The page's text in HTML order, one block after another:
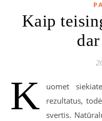
Kaip
K
uomet
rezultatus,
svertis.